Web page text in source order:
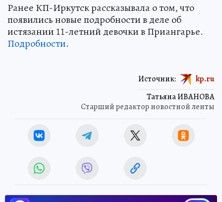
Ранее КП-Иркутск рассказывала о том, что
появились новые подробности в деле об
истязании 11-летний девочки в Приангарье.
Подробности.
Татьяна ИВАНОВА
Старший редактор новостной ленты
Источник: kp.ru